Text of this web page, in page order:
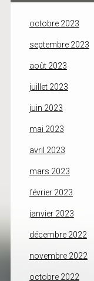
octobre 2023
septembre 2023
août 2023
juillet 2023
juin 2023
mai 2023
avril 2023
mars 2023
février 2023
janvier 2023
décembre 2022
novembre 2022
octobre 2022